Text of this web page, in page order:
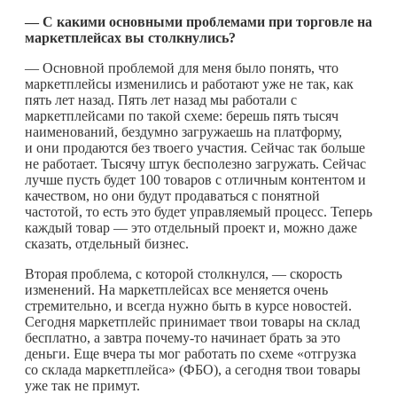
— С какими основными проблемами при торговле на
маркетплейсах вы столкнулись?
— Основной проблемой для меня было понять, что
маркетплейсы изменились и работают уже не так, как
пять лет назад. Пять лет назад мы работали с
маркетплейсами по такой схеме: берешь пять тысяч
наименований, бездумно загружаешь на платформу,
и они продаются без твоего участия. Сейчас так больше
не работает. Тысячу штук бесполезно загружать. Сейчас
лучше пусть будет 100 товаров с отличным контентом и
качеством, но они будут продаваться с понятной
частотой, то есть это будет управляемый процесс. Теперь
каждый товар — это отдельный проект и, можно даже
сказать, отдельный бизнес.
Вторая проблема, с которой столкнулся, — скорость
изменений. На маркетплейсах все меняется очень
стремительно, и всегда нужно быть в курсе новостей.
Сегодня маркетплейс принимает твои товары на склад
бесплатно, а завтра почему-то начинает брать за это
деньги. Еще вчера ты мог работать по схеме «отгрузка
со склада маркетплейса» (ФБО), а сегодня твои товары
уже так не примут.